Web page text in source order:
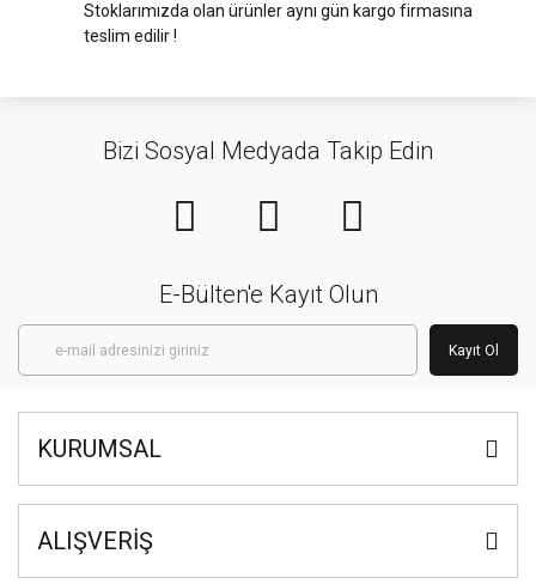
Stoklarımızda olan ürünler aynı gün kargo firmasına
teslim edilir !
Bizi Sosyal Medyada Takip Edin
E-Bülten'e Kayıt Olun
Kayıt Ol
KURUMSAL
ALIŞVERİŞ